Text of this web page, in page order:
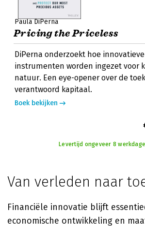
Paula DiPerna
Pricing the Priceless
DiPerna onderzoekt hoe
instrumenten worden ingezet voor
natuur. Een eye-opener over de
verantwoord kapitaal.
Boek bekijken
Levertijd ongeveer 8
Van verleden naar
Financiële innovatie blijft
economische ontwikkeling en